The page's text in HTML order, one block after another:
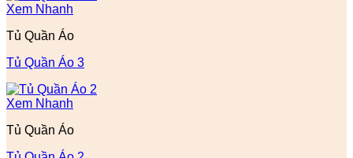
Xem Nhanh
Tủ Quần Áo
Tủ Quần Áo 3
Xem Nhanh
Tủ Quần Áo